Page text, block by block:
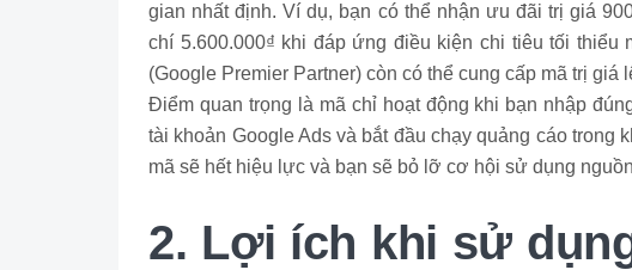
gian nhất định. Ví dụ, bạn có thể nhận ưu đãi trị giá
chí 5.600.000₫ khi đáp ứng điều kiện chi tiêu tối thiểu
(Google Premier Partner) còn có thể cung cấp mã trị giá
Điểm quan trọng là mã chỉ hoạt động khi bạn nhập
tài khoản Google Ads và bắt đầu chạy quảng cáo trong
mã sẽ hết hiệu lực và bạn sẽ bỏ lỡ cơ hội sử dụng
2. Lợi ích khi sử